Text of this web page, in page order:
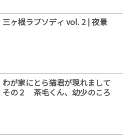
三ヶ根ラプソディ vol. 2 | 夜景
わが家にとら猫君が現れまして
その２ 茶毛くん、幼少のころ